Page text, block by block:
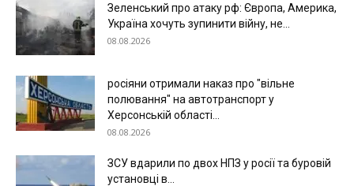
Зеленський про атаку рф: Європа, Америка,
Україна хочуть зупинити війну, не...
08.08.2026
росіяни отримали наказ про "вільне
полювання" на автотранспорт у
Херсонській області...
08.08.2026
ЗСУ вдарили по двох НПЗ у росії та буровій
установці в...